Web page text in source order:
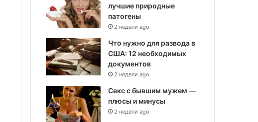
лучшие природные
патогены
2 недели ago
Что нужно для развода в
США: 12 необходимых
документов
2 недели ago
Секс с бывшим мужем —
плюсы и минусы
2 недели ago